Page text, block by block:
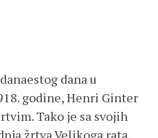
dana u
godine, Henri Ginter
Tako je sa svojih
žrtva Velikoga rata.